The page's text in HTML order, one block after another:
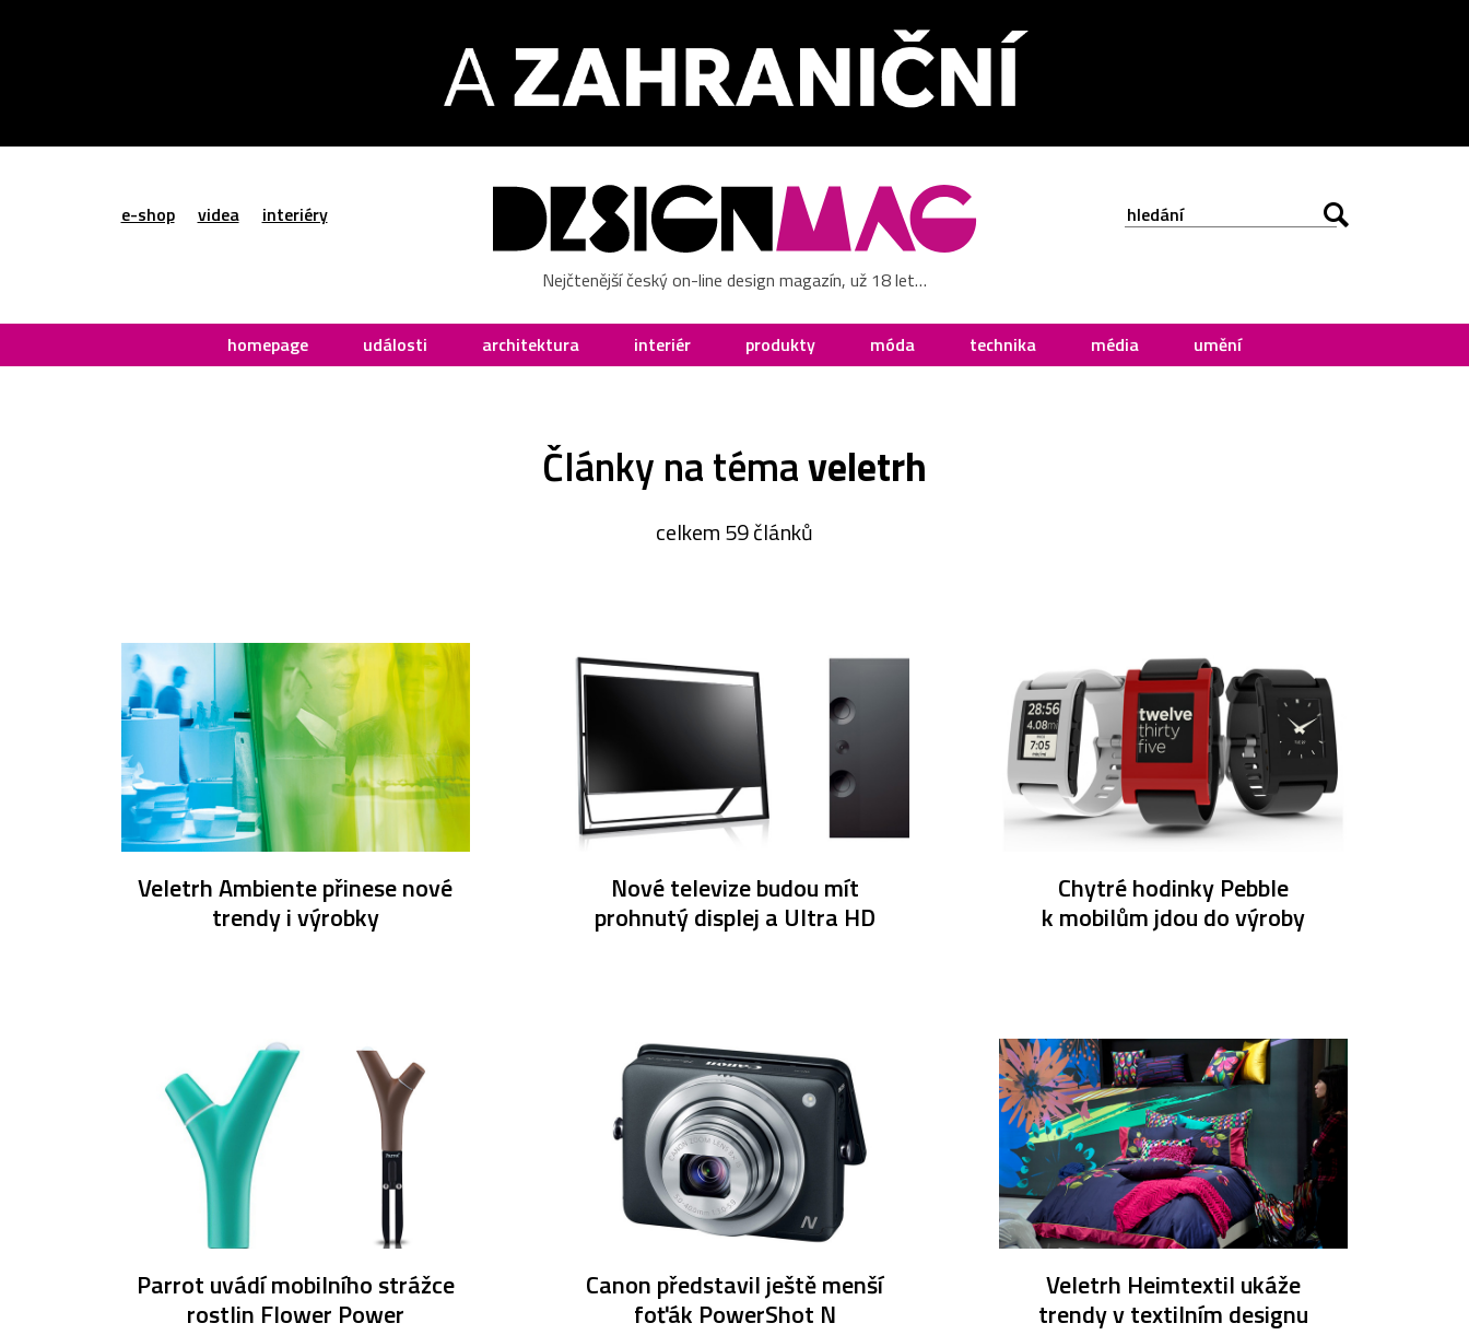
e-shop videa interiéry
Nejčtenější český on-line design magazín, už 18 let…
homepage události architektura interiér produkty móda technika média umění
Články na témaveletrh
celkem 59 článků
Veletrh Ambiente přinese nové
trendy i výrobky
Nové televize budou mít
prohnutý displej a Ultra HD
Chytré hodinky Pebble
k mobilům jdou do výroby
Parrot uvádí mobilního strážce
rostlin Flower Power
Canon představil ještě menší
foťák PowerShot N
Veletrh Heimtextil ukáže
trendy v textilním designu